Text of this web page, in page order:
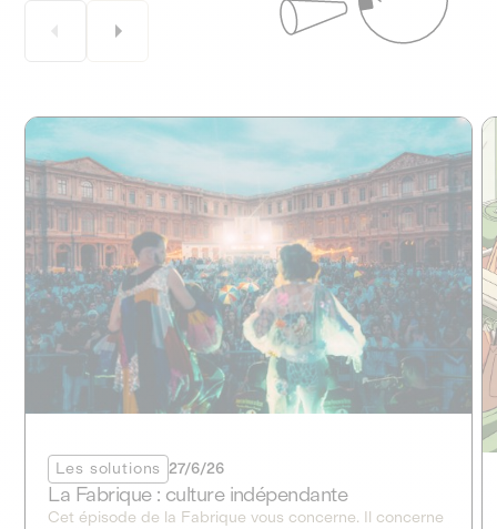
Les solutions 27/6/26
La Fabrique : culture indépendante
Cet épisode de la Fabrique vous concerne. Il concerne